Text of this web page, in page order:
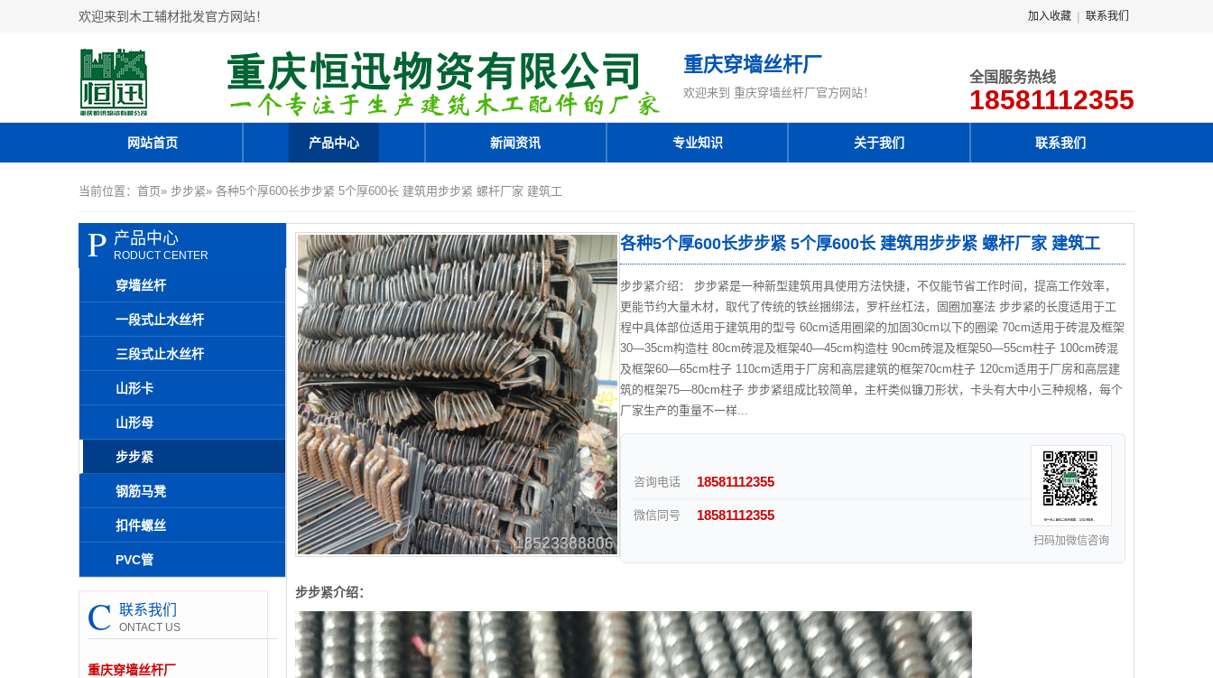
欢迎来到木工辅材批发官方网站！ 加入收藏 | 联系我们
重庆穿墙丝杆厂
欢迎来到 重庆穿墙丝杆厂官方网站！
全国服务热线
18581112355
网站首页 产品中心 新闻资讯 专业知识 关于我们 联系我们
当前位置： 首页» 步步紧» 各种5个厚600长步步紧 5个厚600长 建筑用步步紧 螺杆厂家 建筑工
P 产品中心
RODUCT CENTER
穿墙丝杆
一段式止水丝杆
三段式止水丝杆
山形卡
山形母
步步紧
钢筋马凳
扣件螺丝
PVC管
C 联系我们
ONTACT US
重庆穿墙丝杆厂
各种5个厚600长步步紧 5个厚600长 建筑用步步紧 螺杆厂家 建筑工
步步紧介绍： 步步紧是一种新型建筑用具使用方法快捷，不仅能节省工作时间，提高工作效率，
更能节约大量木材，取代了传统的铁丝捆绑法，罗杆丝杠法，固圈加塞法 步步紧的长度适用于工
程中具体部位适用于建筑用的型号 60cm适用圈梁的加固30cm以下的圈梁 70cm适用于砖混及框架
30—35cm构造柱 80cm砖混及框架40—45cm构造柱 90cm砖混及框架50—55cm柱子 100cm砖混
及框架60—65cm柱子 110cm适用于厂房和高层建筑的框架70cm柱子 120cm适用于厂房和高层建
筑的框架75—80cm柱子 步步紧组成比较简单，主杆类似镰刀形状，卡头有大中小三种规格，每个
厂家生产的重量不一样...
咨询电话 18581112355
微信同号 18581112355
扫码加微信咨询
步步紧介绍：